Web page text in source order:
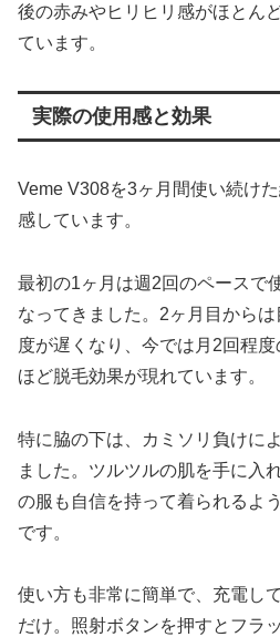
後の赤みやヒリヒリ感がほとん
ています。
実際の使用感と効果
Veme V308を3ヶ月間使い続け
感しています。
最初の1ヶ月は週2回のペースで
なってきました。2ヶ月目から
度が遅くなり、今では月2回程
ほど脱毛効果が現れています。
特に脇の下は、カミソリ負けに
ました。ツルツルの肌を手に入
の服も自信を持って着られるよ
です。
使い方も非常に簡単で、充電し
だけ。照射ボタンを押すとフラ